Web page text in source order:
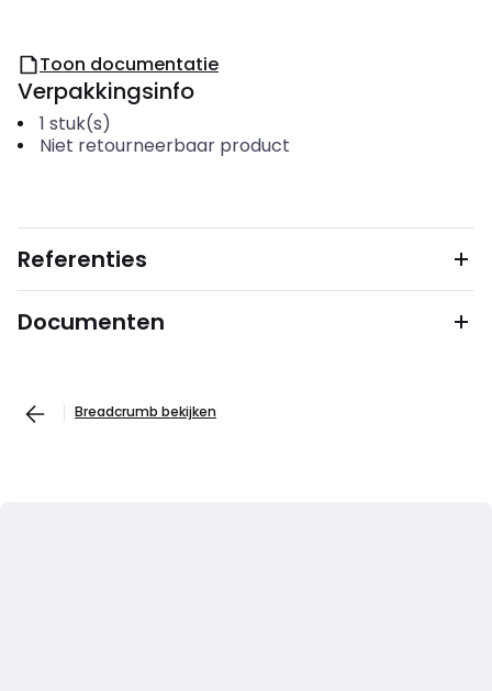
Toon documentatie
Verpakkingsinfo
1 stuk(s)
Niet retourneerbaar product
Referenties
Documenten
Breadcrumb bekijken